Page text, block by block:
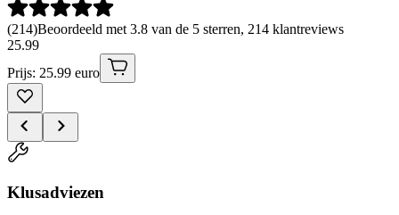
(214)Beoordeeld met 3.8 van de 5 sterren, 214 klantreviews
25.99
Prijs: 25.99 euro
Klusadviezen